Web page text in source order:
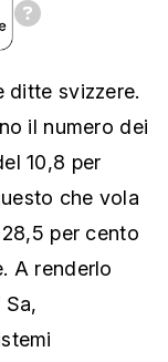
ditte svizzere.
il numero dei
10,8 per
che vola
per cento
A renderlo